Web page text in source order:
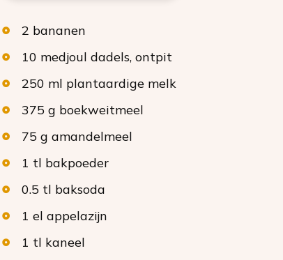
2 bananen
10 medjoul dadels, ontpit
250 ml plantaardige melk
375 g boekweitmeel
75 g amandelmeel
1 tl bakpoeder
0.5 tl baksoda
1 el appelazijn
1 tl kaneel